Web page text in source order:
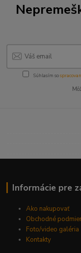
Súhlasím so
Informácie pre
Ako nakupovať
Obchodné
Foto/video galéria
Kontakty